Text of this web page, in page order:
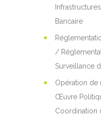
Bancaire
/
Surveillance
Opération de
Œuvre
Coordination